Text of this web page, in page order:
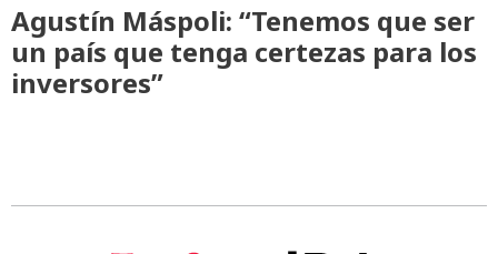
Agustín Máspoli: “Tenemos que ser
un país que tenga certezas para los
inversores”